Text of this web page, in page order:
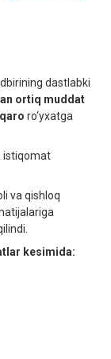
dastlabki
ortiq muddat
ro‘yxatga
istiqomat
va qishloq
kesimida: